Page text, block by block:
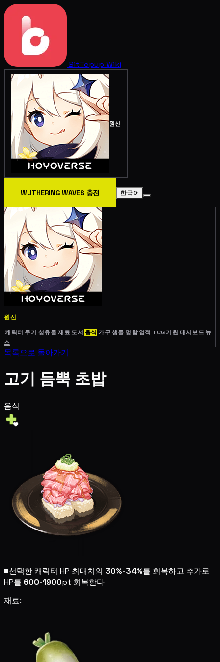
BitTopup Wiki
원신
WUTHERING WAVES 충전 한국어
원신
캐릭터 무기 성유물재료도서 음식 가구생물 명함 업적 TCG기원 대시보드뉴
스
목록으로 돌아가기
고기 듬뿍 초밥
음식
■선택한 캐릭터 HP 최대치의 30%-34%를 회복하고 추가로
HP를 600-1900pt 회복한다
재료: